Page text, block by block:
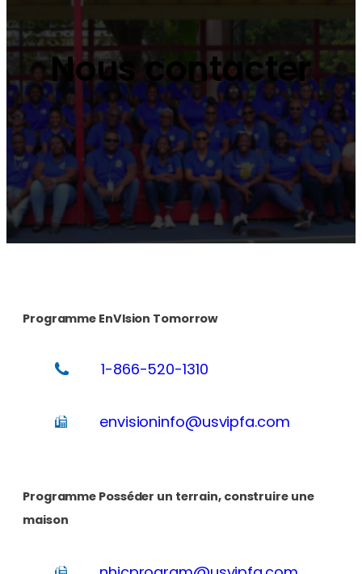
Nous contacter
Programme EnVIsion Tomorrow
1-866-520-1310
envisioninfo@usvipfa.com
Programme Posséder un terrain, construire une
maison